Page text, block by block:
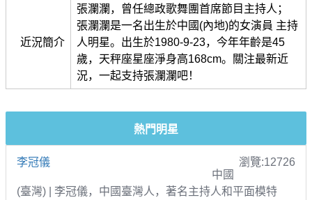
近況簡介
張瀾瀾，曾任總政歌舞團首席節目主持人；
張瀾瀾是一名出生於中國(內地)的女演員 主持
人明星。出生於1980-9-23，今年年齡是45
歲，天秤座星座淨身高168cm。關注最新近
況，一起支持張瀾瀾吧！
熱門明星
李冠儀
瀏覽:12726
中國
(臺灣) | 李冠儀，中國臺灣人，著名主持人和平面模特